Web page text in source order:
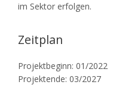
im Sektor erfolgen.
Zeitplan
Projektbeginn: 01/2022
Projektende: 03/2027